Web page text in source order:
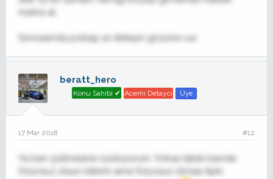
marka al.
Sonrasında polisaj ve detayın gözüne vur.
beratt_hero
Konu Sahibi ✔ Acemi Detaycı Üye
17 Mar 2018 #12
Ya ben çizilmesine üzülüyorum. Yoksa tabiki bende
folyosuz olsun isterim ama folyosuz olması tıpkı